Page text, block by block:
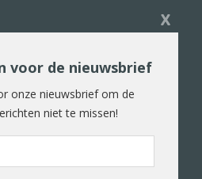
X
voor de nieuwsbrief
onze nieuwsbrief om de
niet te missen!